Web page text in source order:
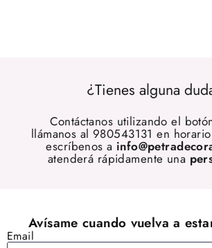
¿Tienes alguna
Contáctanos utilizando el
llámanos al 980543131 en
escríbenos a
atenderá rápidamente una